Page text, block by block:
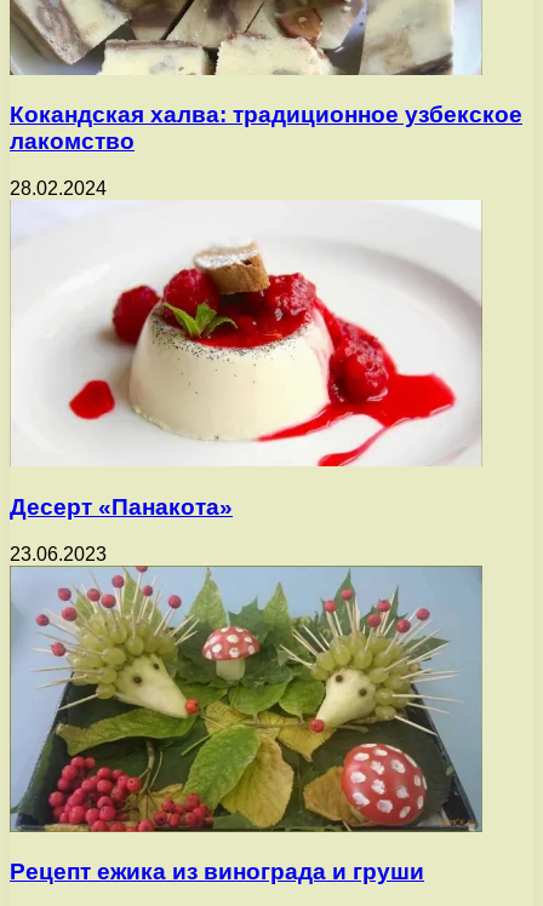
Кокандская халва: традиционное узбекское
лакомство
28.02.2024
Десерт «Панакота»
23.06.2023
Рецепт ежика из винограда и груши